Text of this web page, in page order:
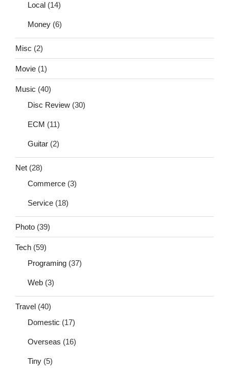
Local (14)
Money (6)
Misc (2)
Movie (1)
Music (40)
Disc Review (30)
ECM (11)
Guitar (2)
Net (28)
Commerce (3)
Service (18)
Photo (39)
Tech (59)
Programing (37)
Web (3)
Travel (40)
Domestic (17)
Overseas (16)
Tiny (5)